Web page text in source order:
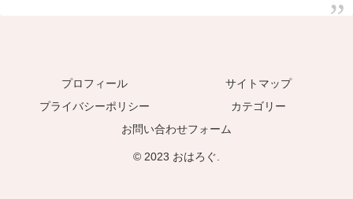
プロフィール
サイトマップ
プライバシーポリシー
カテゴリー
お問い合わせフォーム
© 2023 おはろぐ.